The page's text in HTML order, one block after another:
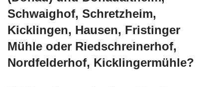
Schwaighof, Schretzheim,
Kicklingen, Hausen, Fristinger
Mühle oder Riedschreinerhof,
Nordfelderhof, Kicklingermühle?